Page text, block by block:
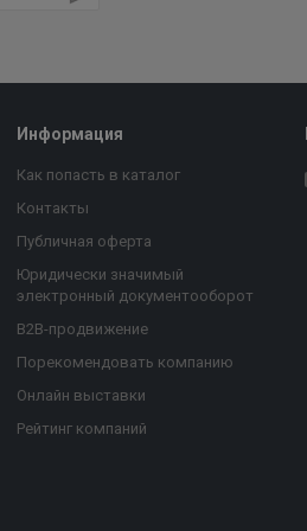
Информация
Как попасть в каталог
Контакты
Публичная оферта
Юридически значимый
электронный документооборот
B2B-продвижение
Порекомендовать компанию
Онлайн выставки
Рейтинг компаний